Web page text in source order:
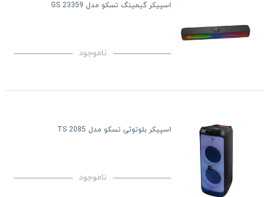
اسپیکر گیمینگ تسکو مدل GS 23359
ناموجود
اسپیکر بلوتوثی تسکو مدل TS 2085
ناموجود